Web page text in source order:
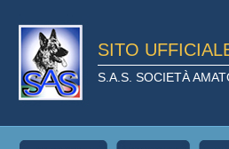
SITO
S.A.S. SOCIETÀ